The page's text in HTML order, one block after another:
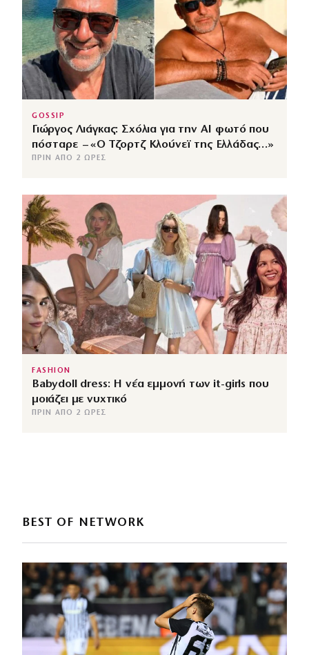
GOSSIP
Γιώργος Λιάγκας: Σχόλια για την ΑΙ φωτό που
πόσταρε – «Ο Τζορτζ Κλούνεϊ της Ελλάδας…»
ΠΡΙΝ ΑΠΌ 2 ΏΡΕΣ
FASHION
Babydoll dress: Η νέα εμμονή των it-girls που
μοιάζει με νυχτικό
ΠΡΙΝ ΑΠΌ 2 ΏΡΕΣ
BEST OF NETWORK